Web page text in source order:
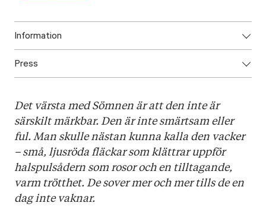
Information
ISBN: 9789523334779
Titel: Sömnlandet
Språk: Svenska
Sidantal: 300
Format: Danskt band
Omslag: Johanna Bruun
Press
Det värsta med Sömnen är att den inte är
särskilt märkbar. Den är inte smärtsam eller
ful. Man skulle nästan kunna kalla den vacker
– små, ljusröda fläckar som klättrar uppför
halspulsådern som rosor och en tilltagande,
varm trötthet. De sover mer och mer tills de en
dag inte vaknar.